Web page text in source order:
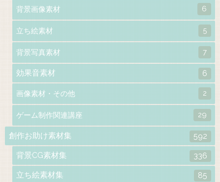
背景画像素材 6
立ち絵素材 5
背景写真素材 7
効果音素材 6
画像素材・その他 2
ゲーム制作関連講座 29
創作お助け素材集 592
背景CG素材集 336
立ち絵素材集 85